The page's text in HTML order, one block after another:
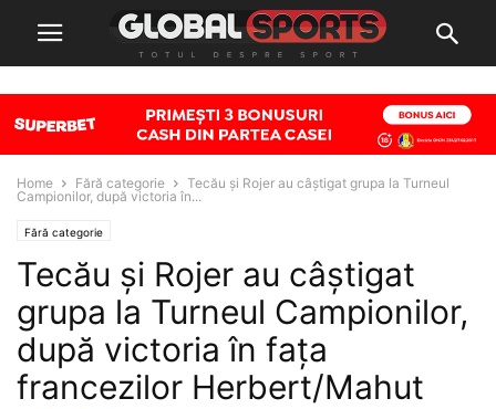
Home Fără categorie
Tecău și Rojer au câștigat grupa la Turneul
Campionilor, după victoria în...
Fără categorie
Tecău și Rojer au câștigat
grupa la Turneul Campionilor,
după victoria în fața
francezilor Herbert/Mahut